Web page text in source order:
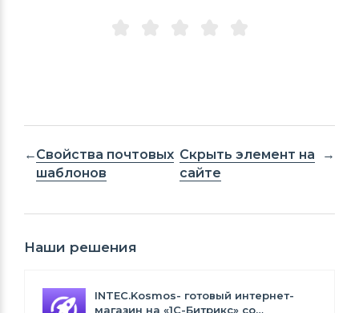
Свойства почтовых
шаблонов
Скрыть элемент на
сайте
Наши решения
INTEC.Kosmos- готовый интернет-
магазин на «1С-Битрикс» со